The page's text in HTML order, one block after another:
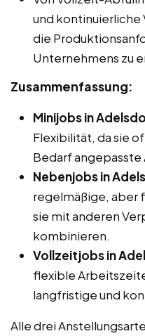
und
die
Unternehmens zu
Zusammenfassung:
Minijobs in
Flexibilität, da sie
Bedarf
Nebenjobs in
regelmäßige, aber
sie mit anderen
kombinieren.
Vollzeitjobs in
flexible
langfristige und
Alle drei